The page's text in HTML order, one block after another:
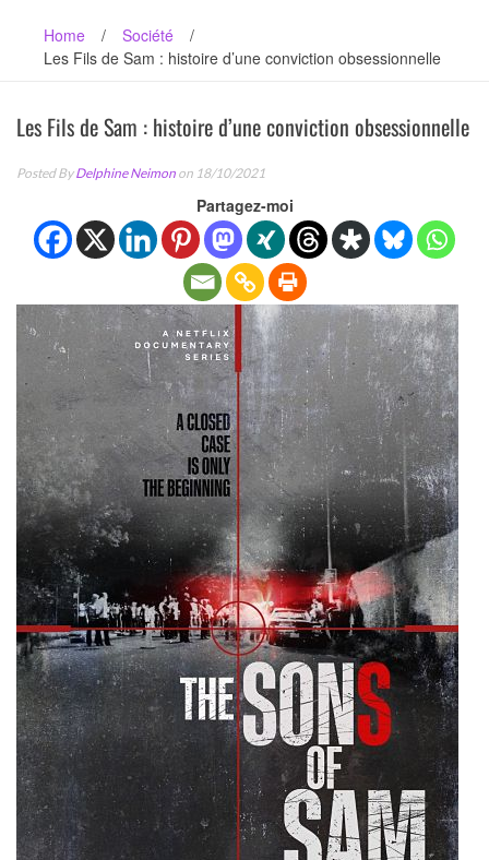
Home / Société
/
Les Fils de Sam : histoire d’une conviction obsessionnelle
Les Fils de Sam : histoire d’une conviction obsessionnelle
Posted ByDelphine Neimon on 18/10/2021
Partagez-moi